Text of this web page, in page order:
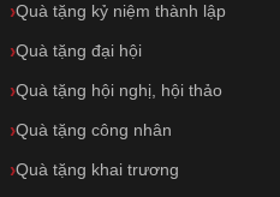
Quà tặng kỷ niệm thành lập
Quà tặng đại hội
Quà tặng hội nghị, hội thảo
Quà tặng công nhân
Quà tặng khai trương